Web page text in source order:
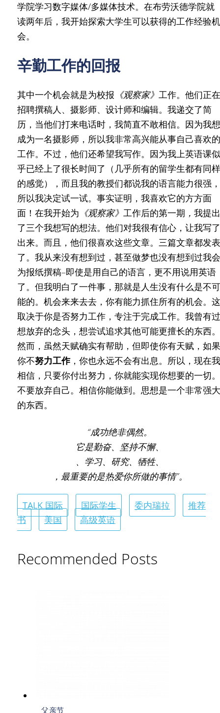
学院学习数字媒体/多媒体技术。在布劳沃德学院就
读两年后，我开始探索大学生可以获得的工作经验机
会。
辛勤工作的回报
其中一个机会就是为校报 《观察家》 工作。他们正在
招聘撰稿人、摄影师、设计师和编辑。我递交了简
历，当他们打来电话时，我简直不敢相信。因为我想
成为一名摄影师，所以我非常高兴能从事自己喜欢的
工作。不过，他们还希望我写作。因为我上英语课似
乎已经上了很长时间了（几乎所有的留学生都有同样
的感觉），而且我的教授们都说我的语言能力很强，
所以我决定试一试。事实证明，我喜欢它的方方面
面！在我开始为 《观察家》 工作后的第一期 ， 我提出
了三个我想写的想法。他们对我很有信心，让我写了
出来。而且，他们很喜欢这些文章。三篇文章都发表
了。我从来没有想到过，甚至做梦也没有想到过我会
为报纸撰稿–即使是用自己的语言，更不用说用英语
了。但我明白了一件事，那就是人生没有什么是不可
能的。机会来来去去，你有能力抓住所有的机会。这
取决于你是否努力工作，专注于完成工作。我曾有过
想放弃的念头，想尝试追求其他可能更擅长的东西。
然而，虽然天赋确实有帮助，但即使你有天赋，如果
你不努力工作，你也永远不会有出息。所以，现在我
相信，只要你付出努力，你就能实现你想要的一切。
不要放弃自己。相信你能做到。思想是一个非常强大
的东西。
“成功绝非偶然。
它是勤奋、坚持不懈、
、学习、研究、牺牲、
，最重要的是热爱你所做的事情”。
TALK 国际 国际学生 委内瑞拉
推荐
书
美国 高级英语
Recommended Posts
父亲节